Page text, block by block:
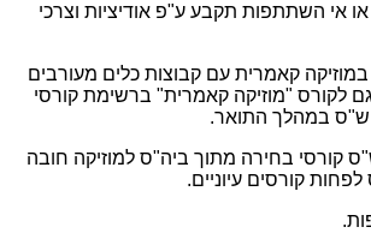
אי השתתפות תקבע ע"פ אודיציות וצרכי
במוזיקה קאמרית עם קבוצות כלים מעורבים
גם לקורס "מוזיקה קאמרית" ברשימת קורסי
16 ש"ס קורסי בחירה מתוך ביה"ס למוזיקה חובה